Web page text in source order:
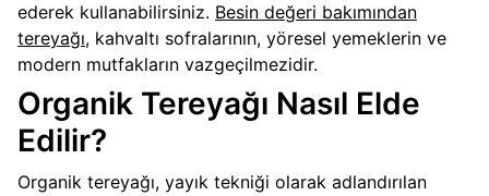
ederek kullanabilirsiniz. Besin değeri bakımından
tereyağı, kahvaltı sofralarının, yöresel yemeklerin ve
modern mutfakların vazgeçilmezidir.
Organik Tereyağı Nasıl Elde
Edilir?
Organik tereyağı, yayık tekniği olarak adlandırılan